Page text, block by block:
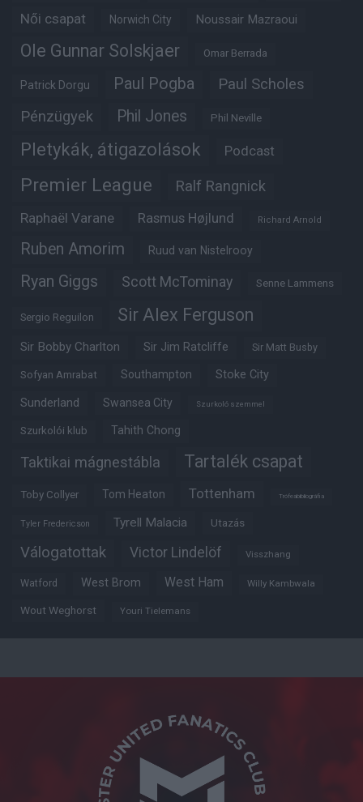
Női csapat Norwich City Noussair Mazraoui
Ole Gunnar Solskjaer Omar Berrada
Patrick Dorgu Paul Pogba Paul Scholes
Pénzügyek Phil Jones Phil Neville
Pletykák, átigazolások Podcast
Premier League Ralf Rangnick
Raphaël Varane Rasmus Højlund Richard Arnold
Ruben Amorim Ruud van Nistelrooy
Ryan Giggs Scott McTominay Senne Lammens
Sergio Reguilon Sir Alex Ferguson
Sir Bobby Charlton Sir Jim Ratcliffe Sir Matt Busby
Sofyan Amrabat Southampton Stoke City
Sunderland Swansea City Szurkoló szemmel
Szurkolói klub Tahith Chong
Taktikai mágnestábla Tartalék csapat
Toby Collyer Tom Heaton Tottenham Trófeabibliográfia
Tyler Fredericson Tyrell Malacia Utazás
Válogatottak Victor Lindelöf Visszhang
Watford West Brom West Ham Willy Kambwala
Wout Weghorst Youri Tielemans